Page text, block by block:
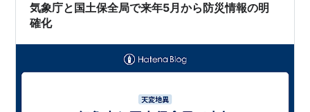
気象庁と国土保全局で来年5月から防災情報の明
確化